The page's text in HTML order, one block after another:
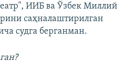
ИИБ ва Ўзбек Миллий
саҳналаштирилган
судга берганман.